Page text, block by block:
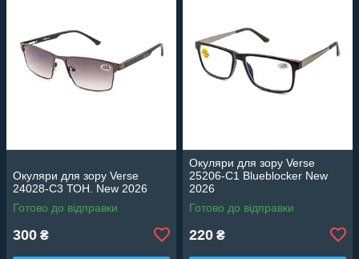
Окуляри для зору Verse
24028-C3 ТОН. New 2026
Готово до відправки
300 ₴
Окуляри для зору Verse
25206-C1 Blueblocker New
2026
Готово до відправки
220 ₴